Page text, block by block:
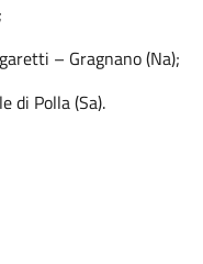
– Gragnano (Na);
di Polla (Sa).